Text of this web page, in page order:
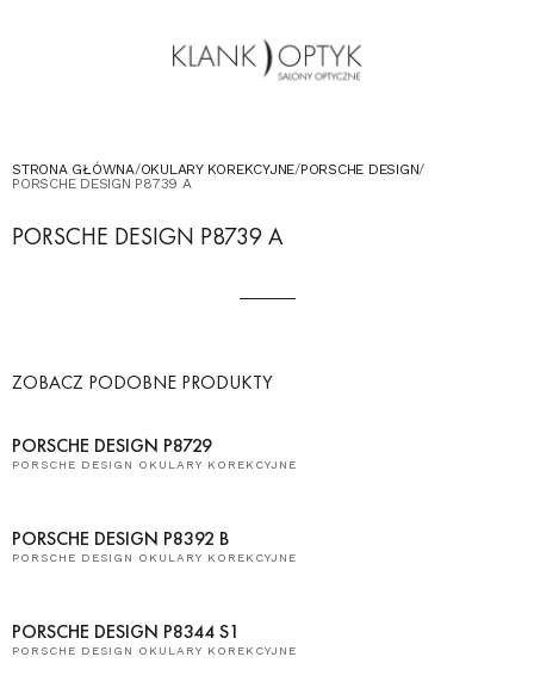
OKULARY DLA DZIECI
KONTAKT
UMÓW WIZYTĘ W SALONIE
STRONA GŁÓWNA/OKULARY KOREKCYJNE/PORSCHE DESIGN/
PORSCHE DESIGN P8739 A
PORSCHE DESIGN P8739 A
ZOBACZ PODOBNE PRODUKTY
PORSCHE DESIGN P8729
PORSCHE DESIGN OKULARY KOREKCYJNE
PORSCHE DESIGN P8392 B
PORSCHE DESIGN OKULARY KOREKCYJNE
PORSCHE DESIGN P8344 S1
PORSCHE DESIGN OKULARY KOREKCYJNE